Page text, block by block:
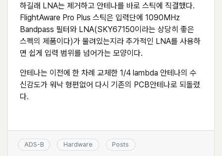
하길래 LNA는 제거하고 안테나를 바로 스틱에 직결했다.
FlightAware Pro Plus 스틱은 입력단에 1090MHz
Bandpass 필터와 LNA(SKY67150이라는 상당히 좋은
스펙의 제품이다)가 물려있는지라 추가적인 LNA를 사용하
면 쉽게 입력 범위를 넘어가는 모양이다.
안테나는 이전에 한 차례 교체한 1/4 lambda 안테나의 수
신감도가 워낙 형편없어 다시 기존의 PCB안테나로 되돌렸
다.
ADS-B Hardware Posts